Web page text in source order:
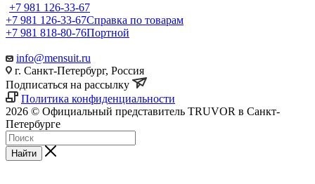
+7 981 126-33-67
+7 981 126-33-67Справка по товарам
+7 981 818-80-76Портной
info@mensuit.ru
г. Санкт-Петербург, Россия
Подписаться на рассылку
Политика конфиденциальности
2026 © Официальный представитель TRUVOR в Санкт-
Петербурге
Найти